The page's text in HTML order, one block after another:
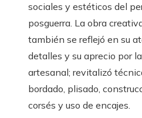
sociales y estéticos del
posguerra. La obra
también se reflejó en su
detalles y su aprecio por
artesanal; revitalizó
bordado, plisado,
corsés y uso de encajes.